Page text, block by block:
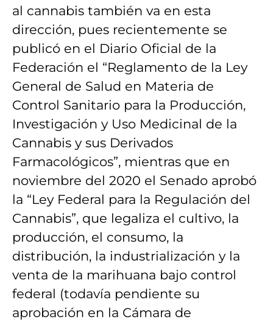
al cannabis también va en esta
dirección, pues recientemente se
publicó en el Diario Oficial de la
Federación el “Reglamento de la Ley
General de Salud en Materia de
Control Sanitario para la Producción,
Investigación y Uso Medicinal de la
Cannabis y sus Derivados
Farmacológicos”, mientras que en
noviembre del 2020 el Senado aprobó
la “Ley Federal para la Regulación del
Cannabis”, que legaliza el cultivo, la
producción, el consumo, la
distribución, la industrialización y la
venta de la marihuana bajo control
federal (todavía pendiente su
aprobación en la Cámara de